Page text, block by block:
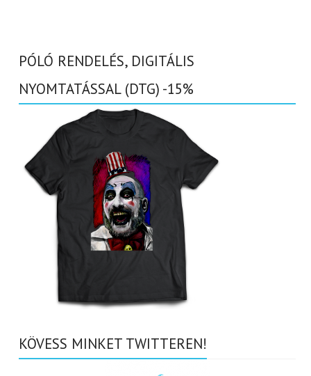
PÓLÓ RENDELÉS, DIGITÁLIS
NYOMTATÁSSAL (DTG) -15%
KÖVESS MINKET TWITTEREN!